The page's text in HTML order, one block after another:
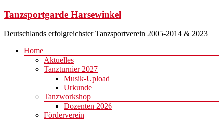
Zum
springen
Tanzsportgarde Harsewinkel
Deutschlands erfolgreichster Tanzsportverein 2005-2014 & 2023
Menü
Home
Aktuelles
Tanzturnier 2027
Musik-Upload
Urkunde
Tanzworkshop
Dozenten 2026
Förderverein